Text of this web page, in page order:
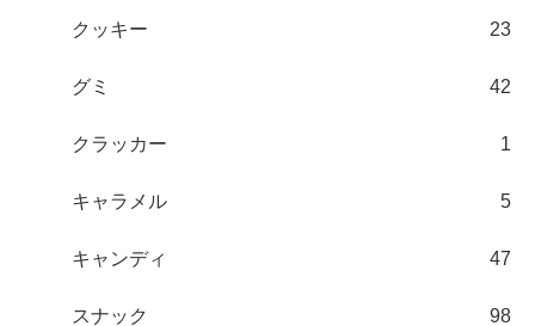
クッキー 23
グミ 42
クラッカー 1
キャラメル 5
キャンディ 47
スナック 98